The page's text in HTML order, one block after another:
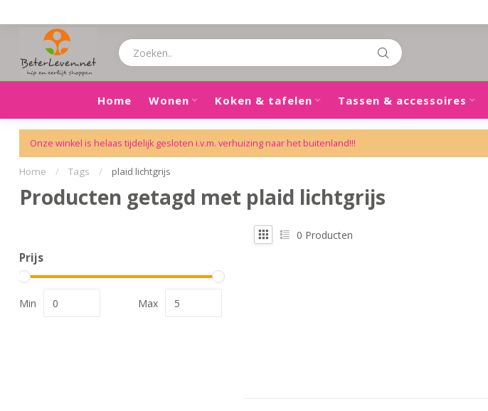
Home Wonen Koken & tafelen Tassen & accessoires
Onze winkel is helaas tijdelijk gesloten i.v.m. verhuizing naar het buitenland!!!
Home / Tags / plaid lichtgrijs
Producten getagd met plaid lichtgrijs
Prijs
Min Max
0 Producten